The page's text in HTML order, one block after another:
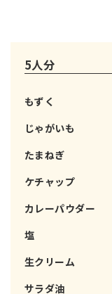
5人分
もずく
じゃがいも
たまねぎ
ケチャップ
カレーパウダー
塩
生クリーム
サラダ油